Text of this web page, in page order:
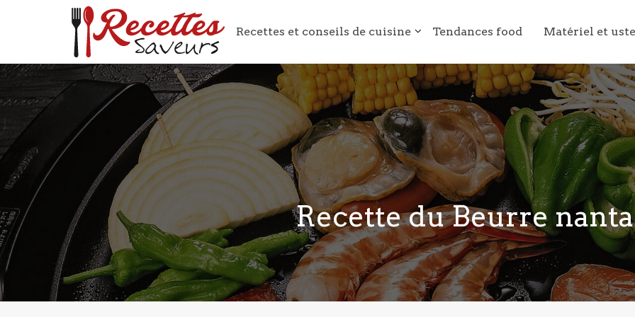
Recettes et conseils de cuisine Tendances food Matériel et
Recette du Beurre